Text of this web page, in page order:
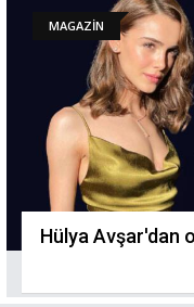
MAGAZİN
Hülya Avşar'dan